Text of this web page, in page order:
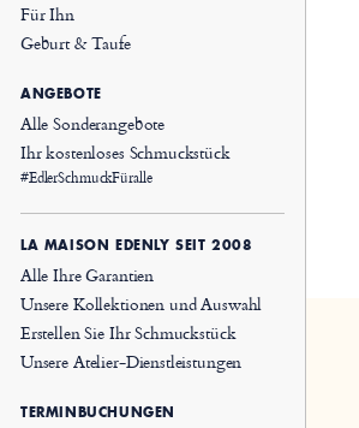
Für Ihn
Geburt & Taufe
ANGEBOTE
Alle Sonderangebote
Ihr kostenloses Schmuckstück
#EdlerSchmuckFüralle
LA MAISON EDENLY SEIT 2008
Alle Ihre Garantien
Unsere Kollektionen und Auswahl
Erstellen Sie Ihr Schmuckstück
Unsere Atelier-Dienstleistungen
TERMINBUCHUNGEN